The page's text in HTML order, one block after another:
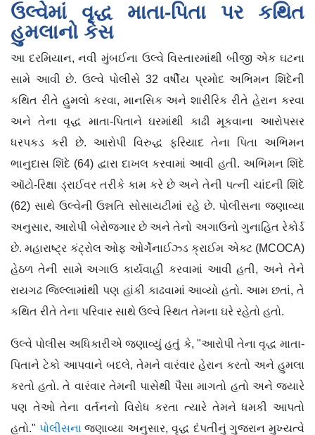
ઉલ્વેમાં વૃદ્ધ માતા-પિતા પર કથિત
હુમલાનો કેસ
આ દરમિયાન, નવી મુંબઈના ઉલ્વે વિસ્તારમાંથી બીજી એક ઘટના
સામે આવી છે. ઉલ્વે પોલીસે 32 વર્ષીય પ્રમોદ અભિમન શિંદેની
કથિત રીતે હુમલો કરવા, માનસિક અને શારીરિક રીતે હેરાન કરવા
અને તેના વૃદ્ધ માતા-પિતાને ઘરમાંથી કાઢી મૂકવાના આરોપસર
ધરપકડ કરી છે. આરોપી વિરુદ્ધ ફરિયાદ તેના પિતા અભિમન
ભાનુદાસ શિંદે (64) દ્વારા દાખલ કરવામાં આવી હતી. અભિમન શિંદે
ઑટો-રિક્ષા ડ્રાઈવર તરીકે કામ કરે છે અને તેની પત્ની ચાંદની શિંદે
(62) સાથે ઉલ્વેની ઉન્નતિ સોસાયટીમાં રહે છે. પોલીસના જણાવ્યા
અનુસાર, આરોપી બેરોજગાર છે અને તેનો અગાઉનો ગુનાહિત રેકોર્ડ
છે. મહારાષ્ટ્ર કંટ્રોલ ઓફ ઓર્ગેનાઈઝ્ડ ક્રાઈમ એક્ટ (MCOCA)
હેઠળ તેની સામે અગાઉ કાર્યવાહી કરવામાં આવી હતી, અને તેને
રાયગઢ જિલ્લામાંથી પણ હાંકી કાઢવામાં આવ્યો હતો. આમ છતાં, તે
કથિત રીતે તેના પરિવાર સાથે ઉલ્વે સ્થિત તેમના ઘરે રહેતો હતો.
ઉલ્વે પોલીસ અધિકારીએ જણાવ્યું હતું કે, "આરોપી તેના વૃદ્ધ માતા-
પિતાને ટેકો આપવાને બદલે, તેમને વારંવાર હેરાન કરતો અને હુમલા
કરતો હતો. તે વારંવાર તેમની પાસેથી પૈસા માગતો હતો અને જ્યારે
પણ તેઓ તેના વર્તનનો વિરોધ કરતા ત્યારે તેમને ધમકી આપતો
હતો." પોલીસનાજણાવ્યા અનુસાર, વૃદ્ધ દંપતીનું ગુજરાન મુખ્યત્વે